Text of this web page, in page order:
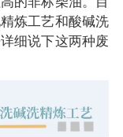
炼工艺和酸碱洗
细说下这两种废